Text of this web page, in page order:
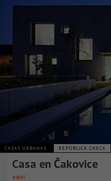
CASAS URBANAS REPÚBLICA CHECA
Casa en Čakovice
edit!